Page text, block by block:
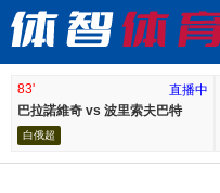
83'
直播中
巴拉諾維奇 vs 波里索夫巴特
白俄超